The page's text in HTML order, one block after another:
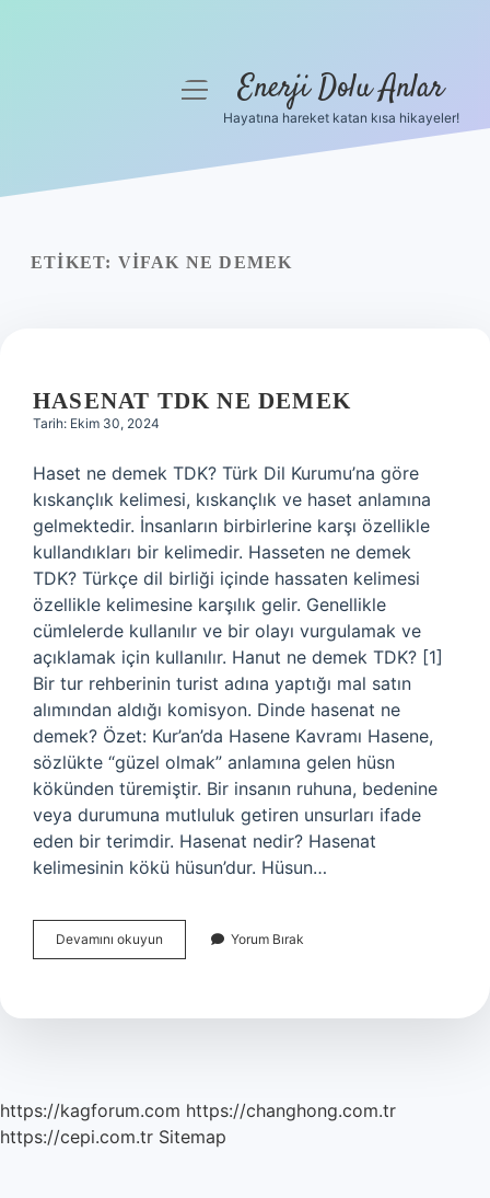
Yasal Uyarı
menüyüEnerji Dolu Anlar
Hayatına hareket katan kısa hikayeler!
ETIKET: VIFAK NE DEMEK
HASENAT TDK NE DEMEK
Tarih: Ekim 30, 2024
Haset ne demek TDK? Türk Dil Kurumu’na göre
kıskançlık kelimesi, kıskançlık ve haset anlamına
gelmektedir. İnsanların birbirlerine karşı özellikle
kullandıkları bir kelimedir. Hasseten ne demek
TDK? Türkçe dil birliği içinde hassaten kelimesi
özellikle kelimesine karşılık gelir. Genellikle
cümlelerde kullanılır ve bir olayı vurgulamak ve
açıklamak için kullanılır. Hanut ne demek TDK? [1]
Bir tur rehberinin turist adına yaptığı mal satın
alımından aldığı komisyon. Dinde hasenat ne
demek? Özet: Kur’an’da Hasene Kavramı Hasene,
sözlükte “güzel olmak” anlamına gelen hüsn
kökünden türemiştir. Bir insanın ruhuna, bedenine
veya durumuna mutluluk getiren unsurları ifade
eden bir terimdir. Hasenat nedir? Hasenat
kelimesinin kökü hüsun’dur. Hüsun…
Devamını okuyun Hasenat
Tdk
Yorum Bırak
https://kagforum.com https://changhong.com.tr
https://cepi.com.tr Sitemap